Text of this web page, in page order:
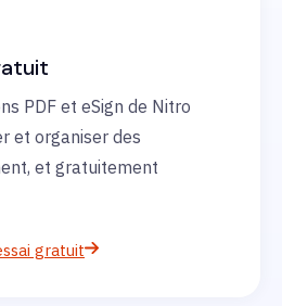
PDF et eSign de Nitro
et organiser des
et gratuitement
gratuit